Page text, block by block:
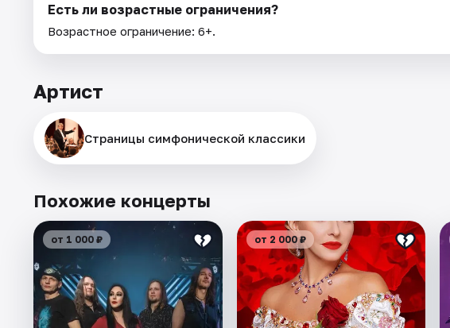
Есть ли возрастные ограничения?
Возрастное ограничение: 6+.
Артист
Страницы симфонической классики
Похожие концерты
от 1 000 ₽ от 2 000 ₽